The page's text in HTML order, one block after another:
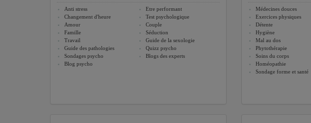
Anti stress
Etre performant
Changement d'heure
Test psychologique
Amour
Couple
Famille
Séduction
Travail
Guide de la sexologie
Guide des pathologies
Quizz psycho
Sondages psycho
Blogs des experts
Blog psycho
Médecines douces
Exercices physiques
Détente
Hygiène
Mal au dos
Phytothérapie
Soins du corps
Homéopathie
Sondage forme et santé